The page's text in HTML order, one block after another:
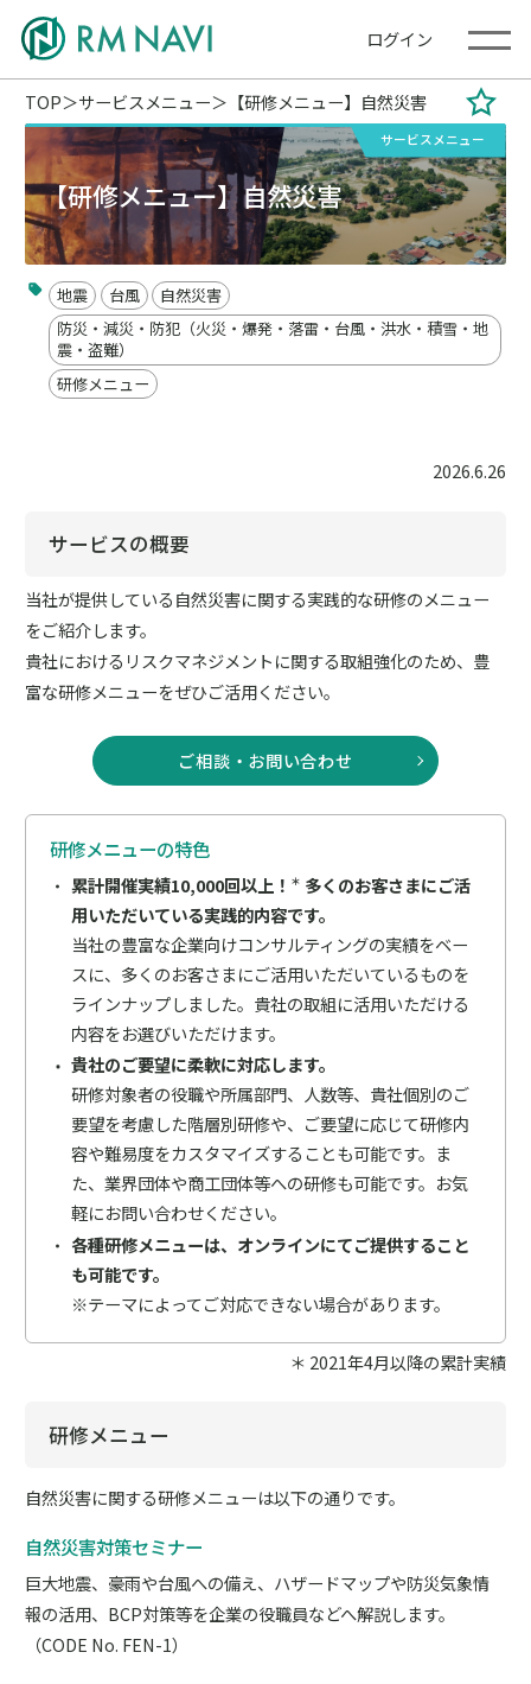
ログイン
TOP サービスメニュー 【研修メニュー】自然災害
サービスメニュー
【研修メニュー】自然災害
地震 台風
自然災害
防災・減災・防犯（火災・爆発・落雷・台風・洪水・積雪・地
震・盗難）
研修メニュー
2026.6.26
サービスの概要
当社が提供している自然災害に関する実践的な研修のメニュー
をご紹介します。
貴社におけるリスクマネジメントに関する取組強化のため、豊
富な研修メニューをぜひご活用ください。
ご相談・お問い合わせ
研修メニューの特色
累計開催実績10,000回以上！ ＊ 多くのお客さまにご活
用いただいている実践的内容です。
当社の豊富な企業向けコンサルティングの実績をベー
スに、多くのお客さまにご活用いただいているものを
ラインナップしました。貴社の取組に活用いただける
内容をお選びいただけます。
貴社のご要望に柔軟に対応します。
研修対象者の役職や所属部門、人数等、貴社個別のご
要望を考慮した階層別研修や、ご要望に応じて研修内
容や難易度をカスタマイズすることも可能です。ま
た、業界団体や商工団体等への研修も可能です。お気
軽にお問い合わせください。
各種研修メニューは、オンラインにてご提供すること
も可能です。
※テーマによってご対応できない場合があります。
＊ 2021年4月以降の累計実績
研修メニュー
自然災害に関する研修メニューは以下の通りです。
自然災害対策セミナー
巨大地震、豪雨や台風への備え、ハザードマップや防災気象情
報の活用、BCP対策等を企業の役職員などへ解説します。
（CODE No. FEN-1）